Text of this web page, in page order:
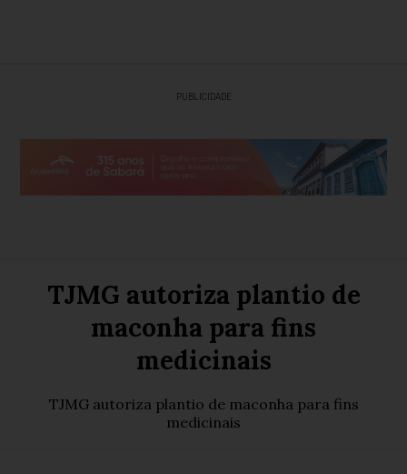
PUBLICIDADE
TJMG autoriza plantio de
maconha para fins
medicinais
TJMG autoriza plantio de maconha para fins
medicinais